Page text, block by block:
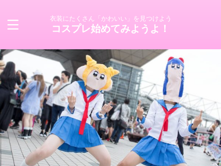
衣装にたくさん「かわいい」を見つけよう
コスプレ始めてみようよ！